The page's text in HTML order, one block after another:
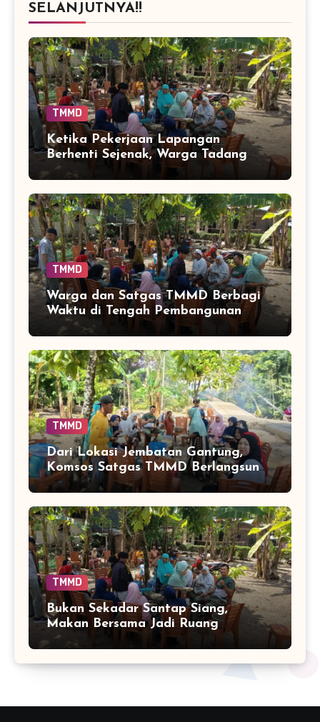
SELANJUTNYA!!
TMMD
Ketika Pekerjaan Lapangan
Berhenti Sejenak, Warga Tadang
Palie Duduk Bersama Satgas
TMMD
Warga dan Satgas TMMD Berbagi
Waktu di Tengah Pembangunan
Jembatan Tadang Palie
TMMD
Dari Lokasi Jembatan Gantung,
Komsos Satgas TMMD Berlangsung
Lewat Meja Makan
TMMD
Bukan Sekadar Santap Siang,
Makan Bersama Jadi Ruang
Komunikasi di Tadang Palie